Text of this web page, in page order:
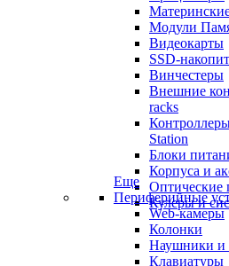
Модули
Видеокарты
SSD-
Винчестеры
Внешние
racks
Station
Блоки
Корпуса и
Оптические
Кулеры и
Еще
Периферийные
Web-камеры
Колонки
Наушники
Клавиатуры